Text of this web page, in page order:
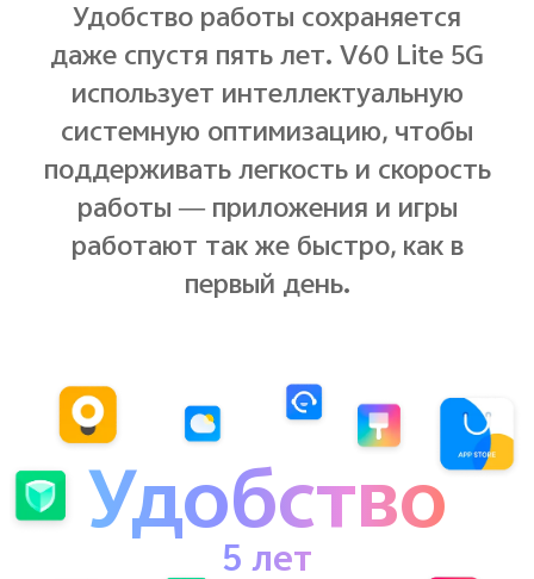
Удобство работы сохраняется
даже спустя пять лет. V60 Lite 5G
использует интеллектуальную
системную оптимизацию, чтобы
поддерживать легкость и скорость
работы — приложения и игры
работают так же быстро, как в
первый день.
Удобство
5 лет